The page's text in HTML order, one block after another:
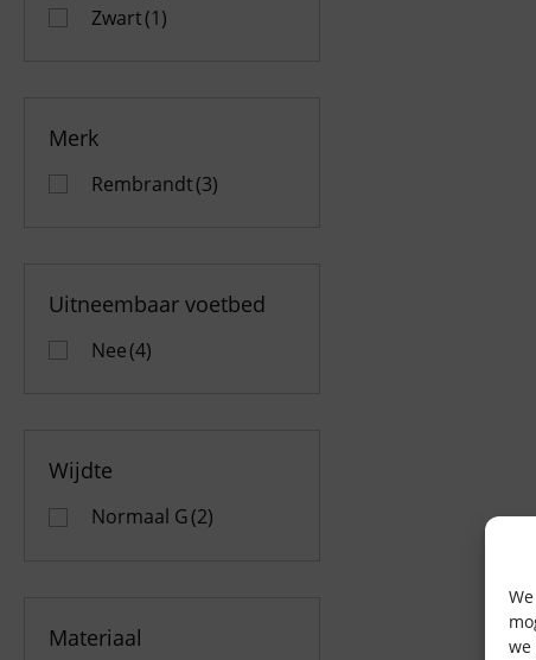
we
Zwart(1)
Merk
Rembrandt(3)
Uitneembaar voetbed
Nee(4)
Wijdte
Normaal G(2)
Materiaal